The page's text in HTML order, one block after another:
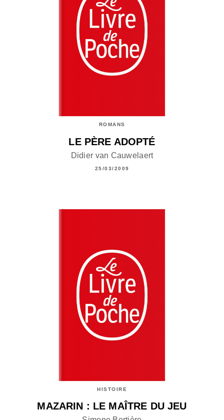
ROMANS
LE PÈRE ADOPTÉ
Didier van Cauwelaert
25/03/2009
HISTOIRE
MAZARIN : LE MAÎTRE DU JEU